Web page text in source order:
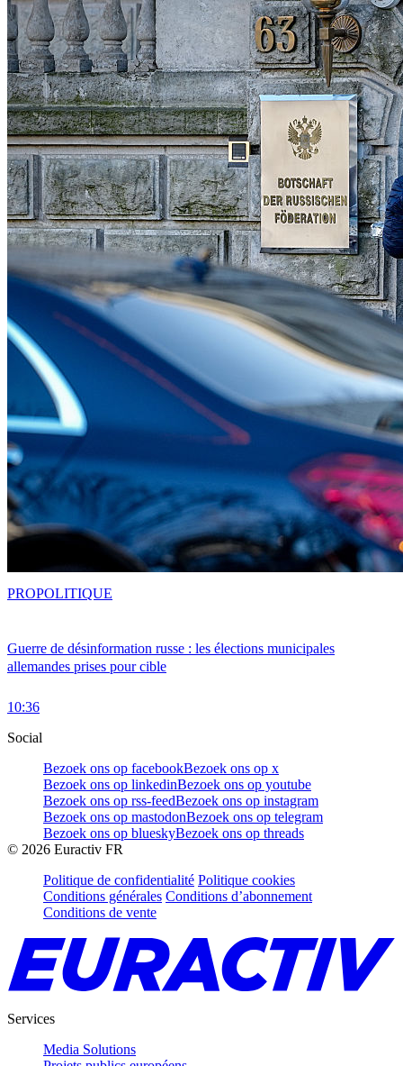
Guerre de désinformation russe : les élections municipales
allemandes prises pour cible
10:36
PROPOLITIQUE
Social
Bezoek ons op facebookBezoek ons op x
Bezoek ons op linkedinBezoek ons op youtube
Bezoek ons op rss-feedBezoek ons op instagram
Bezoek ons op mastodonBezoek ons op telegram
Bezoek ons op blueskyBezoek ons op threads
© 2026 Euractiv FR
Politique de confidentialité Politique cookies
Conditions générales Conditions d’abonnement
Conditions de vente
Services
Media Solutions